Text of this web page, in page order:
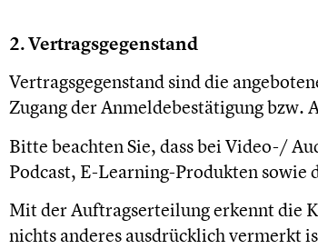
2. Vertragsgegenstand
Vertragsgegenstand sind die
Zugang der Anmeldebestätigung bzw.
Bitte beachten Sie, dass bei Video-/
Podcast, E-Learning-Produkten sowie
Mit der Auftragserteilung erkennt die
nichts anderes ausdrücklich vermerkt